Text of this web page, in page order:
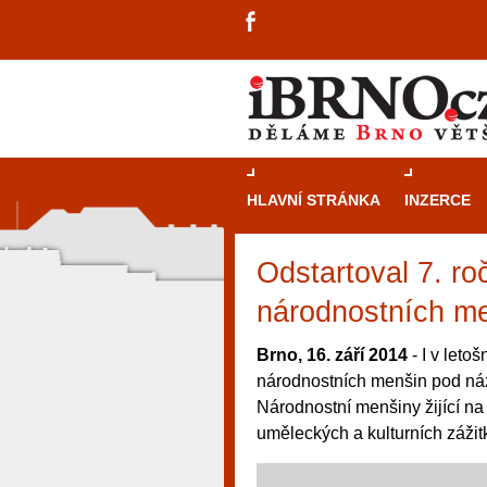
HLAVNÍ STRÁNKA INZERCE
Odstartoval 7.
národnostních
Brno, 16. září 2014 - I v
národnostních menšin pod
Národnostní menšiny žijící
uměleckých a kulturních